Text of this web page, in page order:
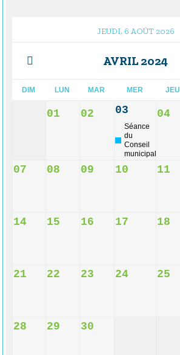
JEUDI, 6 AOÛT 2026
AVRIL 2024
DIM LUN MAR MER JEU
01 02 03
Séance
du
Conseil
municipal
04
07 08 09 10 11
14 15 16 17 18
21 22 23 24 25
28 29 30